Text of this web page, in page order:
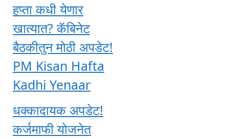
हप्ता कधी येणार
खात्यात? कॅबिनेट
बैठकीतुन मोठी अपडेट!
PM Kisan Hafta
Kadhi Yenaar
धक्कादायक अपडेट!
कर्जमाफी योजनेत